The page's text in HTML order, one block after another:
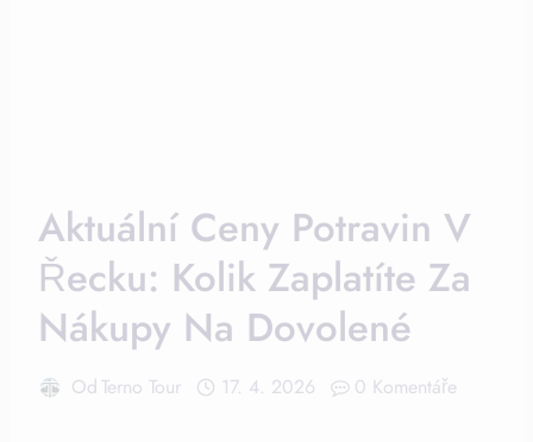
Aktuální Ceny Potravin V
Řecku: Kolik Zaplatíte Za
Nákupy Na Dovolené
OdTerno Tour 17. 4. 2026 0 Komentáře